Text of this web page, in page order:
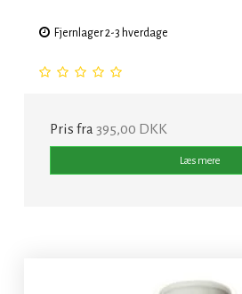
Fjernlager 2-3 hverdage
Pris fra 395,00 DKK
Læs mere